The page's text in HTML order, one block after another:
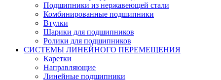
Подшипники из нержавеющей стали
Комбинированные подшипники
Втулки
Шарики для подшипников
Ролики для подшипников
СИСТЕМЫ ЛИНЕЙНОГО ПЕРЕМЕЩЕНИЯ
Каретки
Направляющие
Линейные подшипники